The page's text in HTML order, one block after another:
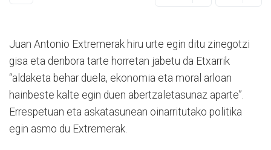
Juan Antonio Extremerak hiru urte egin ditu zinegotzi
gisa eta denbora tarte horretan jabetu da Etxarrik
“aldaketa behar duela, ekonomia eta moral arloan
hainbeste kalte egin duen abertzaletasunaz aparte”.
Errespetuan eta askatasunean oinarritutako politika
egin asmo du Extremerak.